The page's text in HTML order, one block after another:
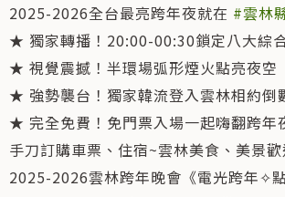
2025-2026全台最亮跨年夜就在 #雲林
★ 獨家轉播！20:00-00:30鎖定八大綜
★ 視覺震撼！半環場弧形煙火點亮夜空
★ 強勢襲台！獨家韓流登入雲林相約倒
★ 完全免費！免門票入場一起嗨翻跨年
手刀訂購車票、住宿~雲林美食、美景
2025-2026雲林跨年晚會《電光跨年✧點